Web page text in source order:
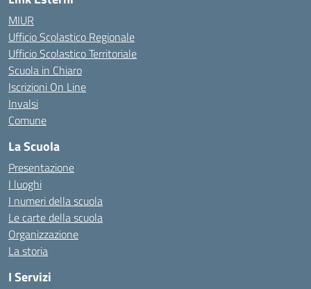
MIUR
Ufficio Scolastico Regionale
Ufficio Scolastico Territoriale
Scuola in Chiaro
Iscrizioni On Line
Invalsi
Comune
La Scuola
Presentazione
I luoghi
I numeri della scuola
Le carte della scuola
Organizzazione
La storia
I Servizi